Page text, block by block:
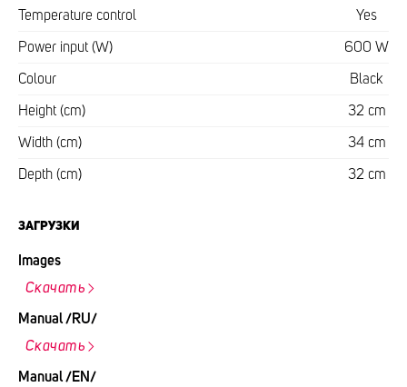
Temperature control Yes
Power input (W) 600 W
Colour Black
Height (cm) 32 cm
Width (cm) 34 cm
Depth (cm) 32 cm
ЗАГРУЗКИ
Images
Скачать
Manual /RU/
Скачать
Manual /EN/